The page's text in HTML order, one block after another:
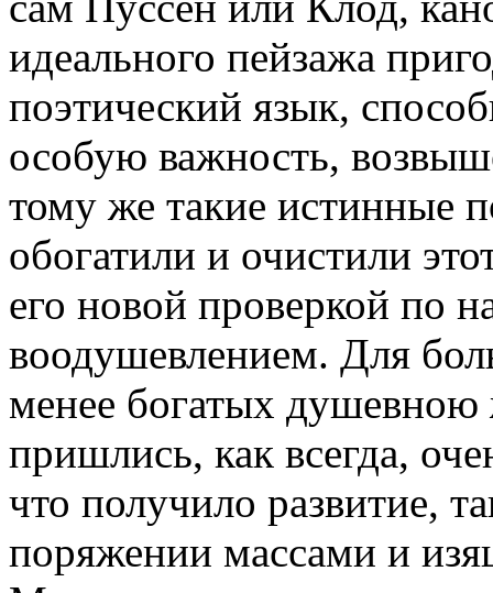
иде­ального пейзажа
поэтический язык,
особую важность,
тому же такие истинные
обогатили и очистили
его новой проверкой по
воодушевлени­ем. Для
менее богатых
пришлись, как всегда,
что получило развитие,
поряжении массами и